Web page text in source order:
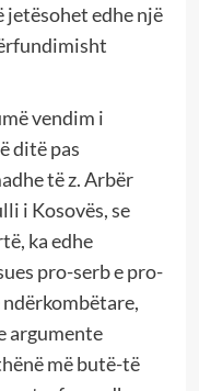
jetësohet edhe një
vendim i
ditë pas
të z. Arbër
i Kosovës, se
ka edhe
pro-serb e pro-
argumente
më butë-të